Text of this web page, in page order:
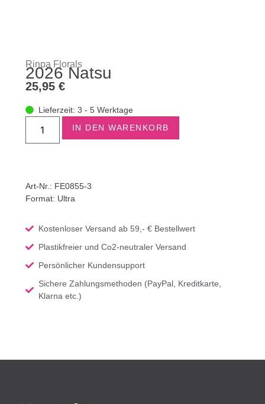
Rinpa Florals
2026 Natsu
25,95 €
Lieferzeit: 3 - 5 Werktage
IN DEN WARENKORB
Art-Nr.: FE0855-3
Format: Ultra
Kostenloser Versand ab 59,- € Bestellwert
Plastikfreier und Co2-neutraler Versand
Persönlicher Kundensupport
Sichere Zahlungsmethoden (PayPal, Kreditkarte,
Klarna etc.)